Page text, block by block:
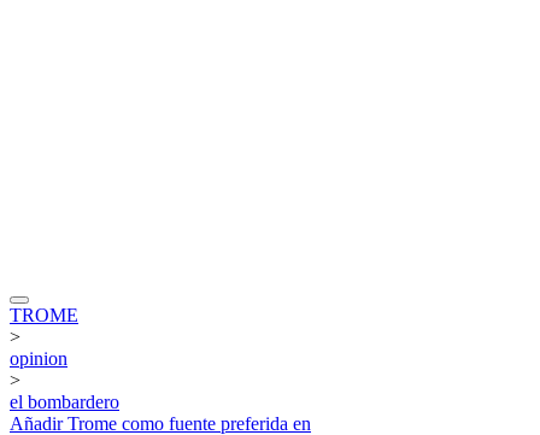
TROME
>
opinion
>
el bombardero
AñadirTrome como fuente preferida en